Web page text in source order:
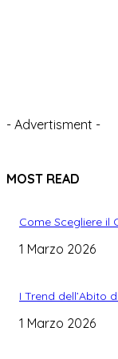
- Advertisment -
MOST READ
Come Scegliere il
1 Marzo 2026
I Trend dell’Abito
1 Marzo 2026